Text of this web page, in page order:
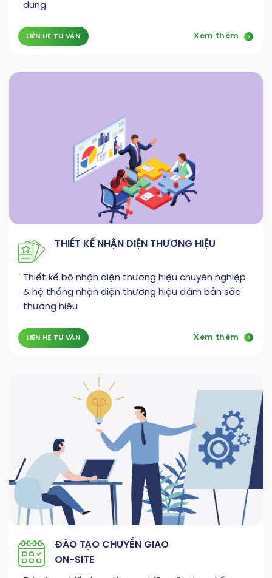
dung
LIÊN HỆ TƯ VẤN Xem thêm
THIẾT KẾ NHẬN DIỆN THƯƠNG HIỆU
Thiết kế bộ nhận diện thương hiệu chuyên nghiệp
& hệ thống nhận diện thương hiệu đậm bản sắc
thương hiệu
LIÊN HỆ TƯ VẤN Xem thêm
ĐÀO TẠO CHUYỂN GIAO
ON-SITE